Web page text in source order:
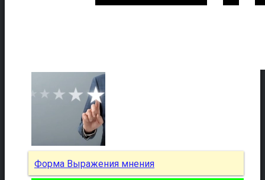
Форма Выражения мнения